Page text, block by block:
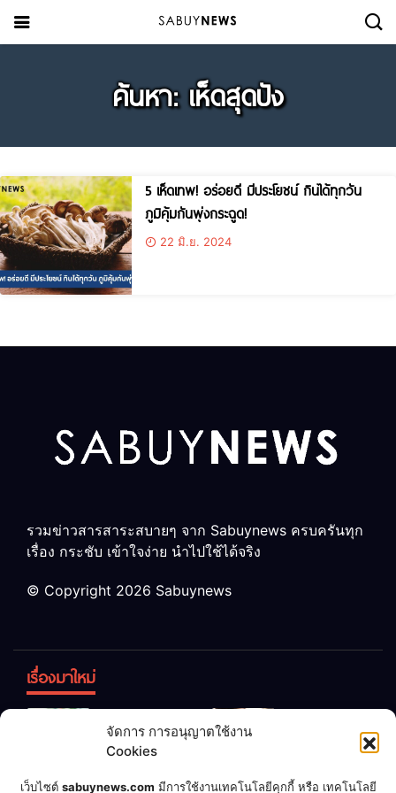
จัดการ การอนุญาตใช้งาน
Cookies
เว็บไซต์ sabuynews.com มีการใช้งานเทคโนโลยีคุกกี้ หรือ เทคโนโลยี
ค้นหา: เห็ดสุดปัง
5 เห็ดเทพ! อร่อยดี มีประโยชน์ กินได้ทุกวัน
ภูมิคุ้มกันพุ่งกระฉูด!
22 มิ.ย. 2024
รวมข่าวสารสาระสบายๆ จาก Sabuynews ครบครันทุก
เรื่อง กระชับ เข้าใจง่าย นำไปใช้ได้จริง
© Copyright 2026 Sabuynews
เรื่องมาใหม่
ทิ้ง! เปลี่ยน
เป็น “ปุ๋ย
จุลินทรีย์”
หญิง 12 ขวบ
แต่งงานกับ
เชื่อพ่อแล้ว เจ้าของคาร์